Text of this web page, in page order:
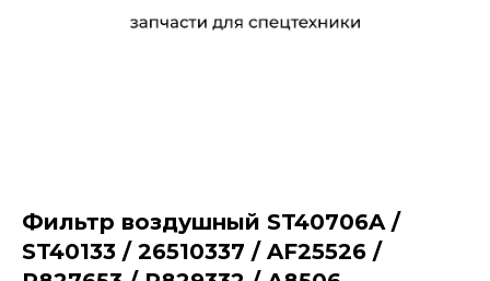
Фильтр воздушный ST40706A /
ST40133 / 26510337 / AF25526 /